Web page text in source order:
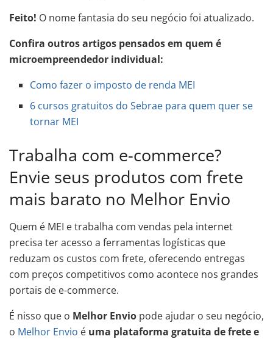
Feito! O nome fantasia do seu negócio foi atualizado.
Confira outros artigos pensados em quem é
microempreendedor individual:
Como fazer o imposto de renda MEI
6 cursos gratuitos do Sebrae para quem quer se
tornar MEI
Trabalha com e-commerce?
Envie seus produtos com frete
mais barato no Melhor Envio
Quem é MEI e trabalha com vendas pela internet
precisa ter acesso a ferramentas logísticas que
reduzam os custos com frete, oferecendo entregas
com preços competitivos como acontece nos grandes
portais de e-commerce.
É nisso que o Melhor Envio pode ajudar o seu negócio,
o Melhor Envio é uma plataforma gratuita de frete e